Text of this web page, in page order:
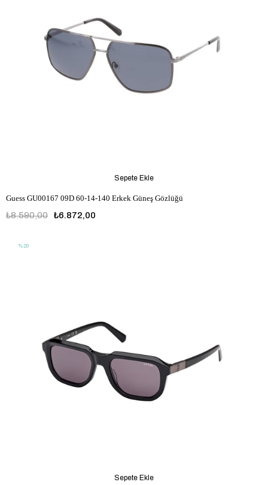
Guess GU00167 09D 60-14-140 Erkek Güneş Gözlüğü
₺6.872,00
₺8.590,00
Sepete Ekle
Sepete Ekle
%20